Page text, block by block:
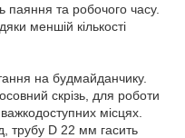
паяння та робочого часу.
меншій кількості
на будмайданчику.
скрізь, для роботи
місцях.
трубу D 22 мм гасить